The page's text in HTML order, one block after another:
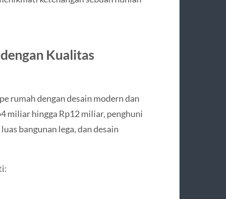
Kualitas
rumah dengan desain modern dan
miliar hingga Rp12 miliar, penghuni
bangunan lega, dan desain